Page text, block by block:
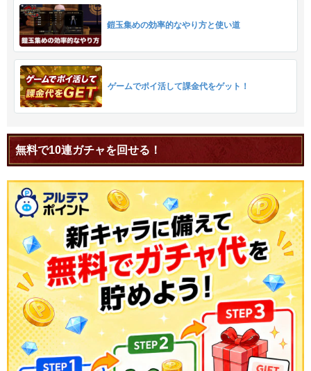
鎧玉集めの効率的なやり方と使い道
ゲームでポイ活して課金代をゲット！
無料で10連ガチャを回せる！